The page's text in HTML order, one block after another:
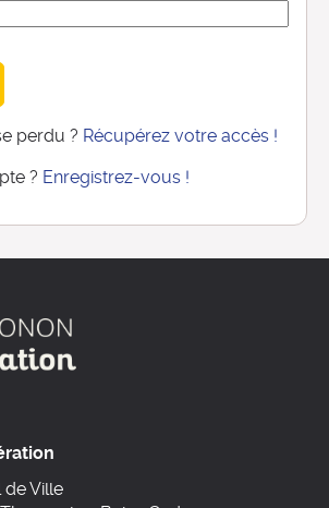
perdu ? Récupérez votre accès !
? Enregistrez-vous !
de Ville